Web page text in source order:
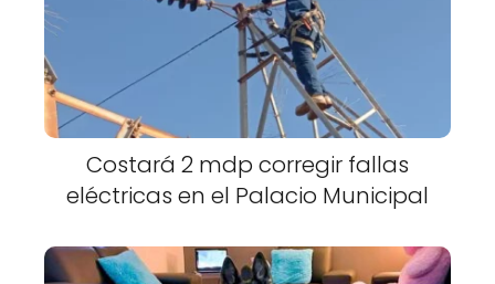
Costará 2 mdp corregir fallas
eléctricas en el Palacio Municipal